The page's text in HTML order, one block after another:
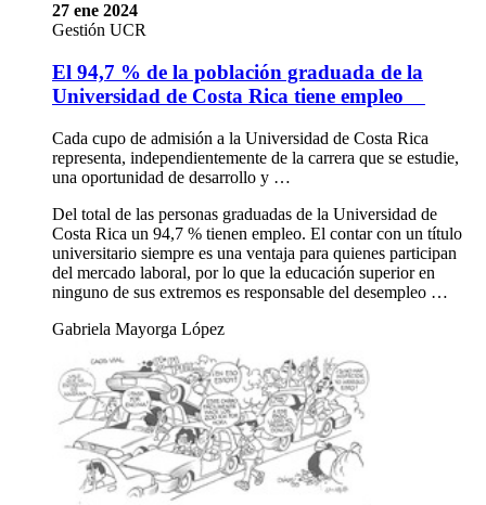
27 ene 2024
Gestión UCR
El 94,7 % de la población graduada de la
Universidad de Costa Rica tiene empleo
Cada cupo de admisión a la Universidad de Costa Rica
representa, independientemente de la carrera que se estudie,
una oportunidad de desarrollo y …
Del total de las personas graduadas de la Universidad de
Costa Rica un 94,7 % tienen empleo. El contar con un título
universitario siempre es una ventaja para quienes participan
del mercado laboral, por lo que la educación superior en
ninguno de sus extremos es responsable del desempleo …
Gabriela Mayorga López